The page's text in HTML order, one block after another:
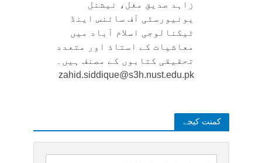
زاہد صدیق مغل، نیشنل
یونیورسٹی آف سائنس اینڈ
ٹیکنالوجی اسلام آباد میں
معاشیات کے استاذ اور متعدد
تحقیقی کتابوں کے مصنف ہیں۔
zahid.siddique@s3h.nust.edu.pk
کمنت کیجے